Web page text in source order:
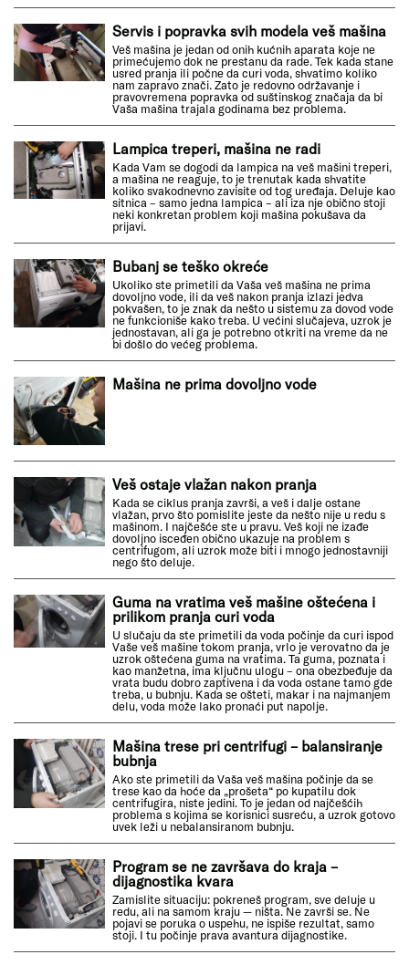
Servis i popravka svih modela veš mašina
Veš mašina je jedan od onih kućnih aparata koje ne
primećujemo dok ne prestanu da rade. Tek kada stane
usred pranja ili počne da curi voda, shvatimo koliko
nam zapravo znači. Zato je redovno održavanje i
pravovremena popravka od suštinskog značaja da bi
Vaša mašina trajala godinama bez problema.
Lampica treperi, mašina ne radi
Kada Vam se dogodi da lampica na veš mašini treperi,
a mašina ne reaguje, to je trenutak kada shvatite
koliko svakodnevno zavisite od tog uređaja. Deluje kao
sitnica – samo jedna lampica – ali iza nje obično stoji
neki konkretan problem koji mašina pokušava da
prijavi.
Bubanj se teško okreće
Ukoliko ste primetili da Vaša veš mašina ne prima
dovoljno vode, ili da veš nakon pranja izlazi jedva
pokvašen, to je znak da nešto u sistemu za dovod vode
ne funkcioniše kako treba. U većini slučajeva, uzrok je
jednostavan, ali ga je potrebno otkriti na vreme da ne
bi došlo do većeg problema.
Mašina ne prima dovoljno vode
Veš ostaje vlažan nakon pranja
Kada se ciklus pranja završi, a veš i dalje ostane
vlažan, prvo što pomislite jeste da nešto nije u redu s
mašinom. I najčešće ste u pravu. Veš koji ne izađe
dovoljno isceđen obično ukazuje na problem s
centrifugom, ali uzrok može biti i mnogo jednostavniji
nego što deluje.
Guma na vratima veš mašine oštećena i
prilikom pranja curi voda
U slučaju da ste primetili da voda počinje da curi ispod
Vaše veš mašine tokom pranja, vrlo je verovatno da je
uzrok oštećena guma na vratima. Ta guma, poznata i
kao manžetna, ima ključnu ulogu – ona obezbeđuje da
vrata budu dobro zaptivena i da voda ostane tamo gde
treba, u bubnju. Kada se ošteti, makar i na najmanjem
delu, voda može lako pronaći put napolje.
Mašina trese pri centrifugi – balansiranje
bubnja
Ako ste primetili da Vaša veš mašina počinje da se
trese kao da hoće da „prošeta“ po kupatilu dok
centrifugira, niste jedini. To je jedan od najčešćih
problema s kojima se korisnici susreću, a uzrok gotovo
uvek leži u nebalansiranom bubnju.
Program se ne završava do kraja –
dijagnostika kvara
Zamislite situaciju: pokreneš program, sve deluje u
redu, ali na samom kraju — ništa. Ne završi se. Ne
pojavi se poruka o uspehu, ne ispiše rezultat, samo
stoji. I tu počinje prava avantura dijagnostike.